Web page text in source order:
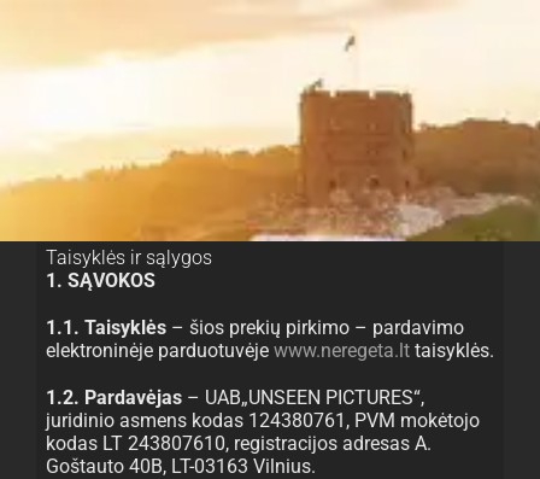
Taisyklės ir sąlygos
1. SĄVOKOS
1.1. Taisyklės – šios prekių pirkimo – pardavimo
elektroninėje parduotuvėje www.neregeta.lttaisyklės.
1.2. Pardavėjas– UAB„UNSEEN PICTURES“,
juridinio asmens kodas 124380761, PVM mokėtojo
kodas LT 243807610, registracijos adresas A.
Goštauto 40B, LT-03163 Vilnius.